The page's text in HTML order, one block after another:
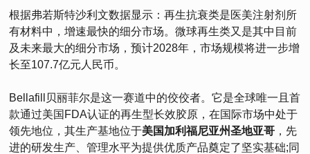
根据弗若斯特沙利文数据显示：再生抗衰类是医美注射剂所
有材料中，增速最快的细分市场。微球再生类又是其中目前
及未来最大的细分市场，预计2028年，市场规模将进一步增
长至107.7亿元人民币。
Bellafill贝丽菲尔是这一赛道中的佼佼者。它是全球唯一且首
款通过美国FDA认证的再生型长效胶原，在国际市场中处于
领先地位，其生产基地位于美国加利福尼亚州圣地亚哥 ，先
进的研发生产、管理水平为提供优质产品奠定了坚实基础;同